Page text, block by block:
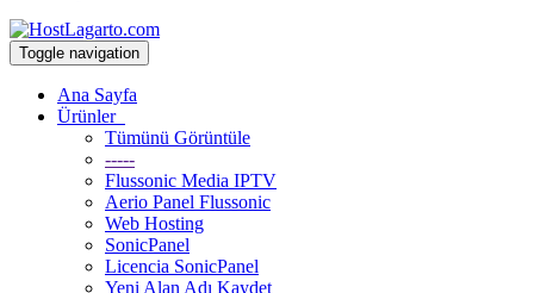
Toggle navigation
Ana Sayfa
Ürünler
Tümünü Görüntüle
-----
Flussonic Media IPTV
Aerio Panel Flussonic
Web Hosting
SonicPanel
Licencia SonicPanel
Yeni Alan Adı Kaydet